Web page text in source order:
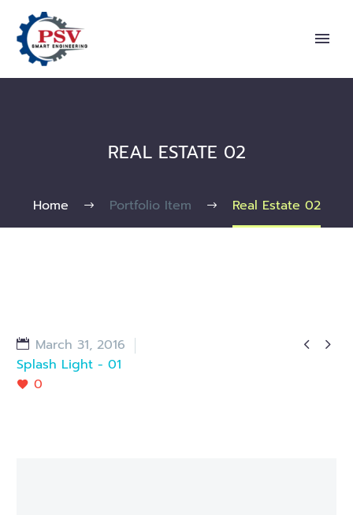
REAL ESTATE 02
Home Portfolio Item Real Estate 02
 
March 31, 2016
Splash Light - 01
0